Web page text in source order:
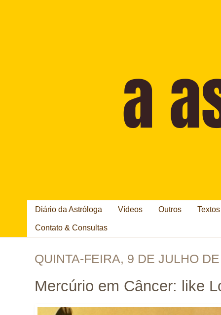
Diário da Astróloga Vídeos Outros
Contato & Consultas
QUINTA-FEIRA, 9 DE JULHO
Mercúrio em Câncer: like